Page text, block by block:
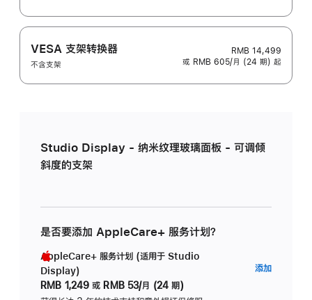
VESA 支架转换器
不含支架
RMB 14,499
或 RMB 605/月 (24 期) 起
Studio Display - 纳米纹理玻璃面板 - 可调倾
斜度的支架
是否要添加 AppleCare+ 服务计划？
AppleCare+ 服务计划 (适用于 Studio
Display)
RMB 1,249 或 RMB 53/月 (24 期)
添加